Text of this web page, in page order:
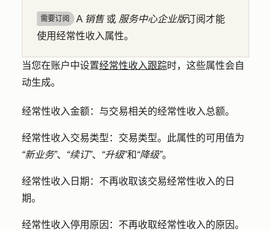
需要订阅 A 销售或 服务中心企业版订阅才能
使用经常性收入属性。
当您在账户中设置经常性收入跟踪时，这些属性会自
动生成。
经常性收入金额： 与交易相关的经常性收入总额。
经常性收入交易类型：交易类型。此属性的可用值为
“新业务”、 “续订”、 “升级”和“降级”。
经常性收入日期： 不再收取该交易经常性收入的日
期。
经常性收入停用原因： 不再收取经常性收入的原因。